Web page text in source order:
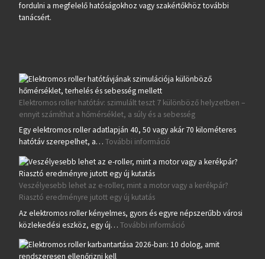
fordulni a megfelelő hatóságokhoz vagy szakértőkhöz további
tanácsért.
Elektromos roller hatótáv: szimulált teszt 7 különböző helyzetben –
ennyit számíthat a hőmérséklet, a súly és a sebesség
Egy elektromos roller adatlapján 40, 50 vagy akár 70 kilométeres
hatótáv szerepelhet, a… További információ: Elektromos roller hatótáv:
Veszélyesebb lehet az e-roller, mint a motor vagy a kerékpár?
Riasztó eredményre jutott egy új kutatás
Az elektromos roller kényelmes, gyors és egyre népszerűbb városi
közlekedési eszköz, egy új… További információ: Veszélyesebb lehet